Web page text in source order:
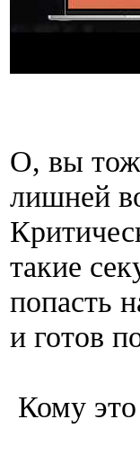
О, вы
лишней
такие
попасть
и готов
Кому